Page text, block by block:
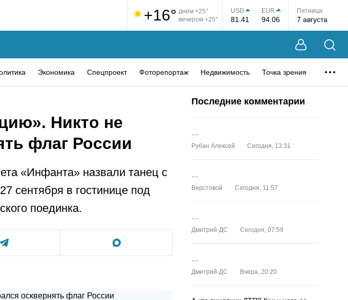
+16° днем +25°
вечером +25°
USD
81.41
EUR
94.06
Пятница
7 августа
Экономика Спецпроект Фоторепортаж Недвижимость Точка зрения
Никто не
флаг России
«Инфанта» назвали танец с
сентября в гостинице под
поединка.
Последние комментарии
Рубан Алексей Сегодня, 13:31
Верстовой Сегодня, 11:57
Дмитрий-ДС Сегодня, 07:59
Дмитрий-ДС Вчера, 20:20